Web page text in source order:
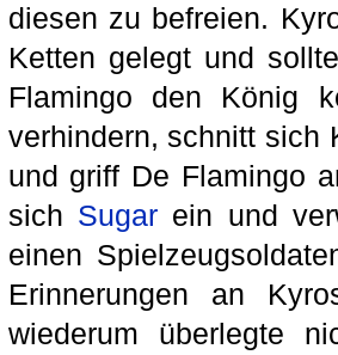
diesen zu befreien.
Ketten gelegt und
Flamingo den König
verhindern, schnitt sich
und griff De Flamingo
sich Sugarein und
einen
Erinnerungen an
wiederum überlegte